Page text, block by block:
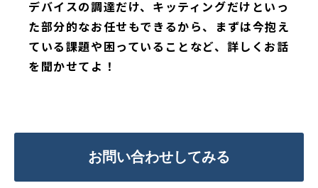
デバイスの調達だけ、キッティングだけといっ
た部分的なお任せもできるから、まずは今抱え
ている課題や困っていることなど、詳しくお話
を聞かせてよ！
お問い合わせしてみる